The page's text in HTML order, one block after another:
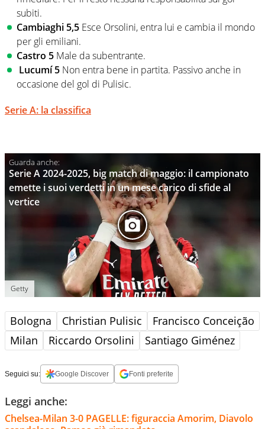
subiti.
Cambiaghi 5,5 Esce Orsolini, entra lui e cambia il mondo
per gli emiliani.
Castro 5 Male da subentrante.
Lucumí 5 Non entra bene in partita. Passivo anche in
occasione del gol di Pulisic.
Serie A: la classifica
Serie A 2024-2025, big match di maggio: il campionato
emette i suoi verdetti in un mese carico di sfide al
vertice
Getty
Bologna Christian Pulisic
Francisco Conceição
Milan
Riccardo Orsolini Santiago Giménez
Seguici su: Google Discover Fonti preferite
Leggi anche:
Chelsea-Milan 3-0 PAGELLE: figuraccia Amorim, Diavolo